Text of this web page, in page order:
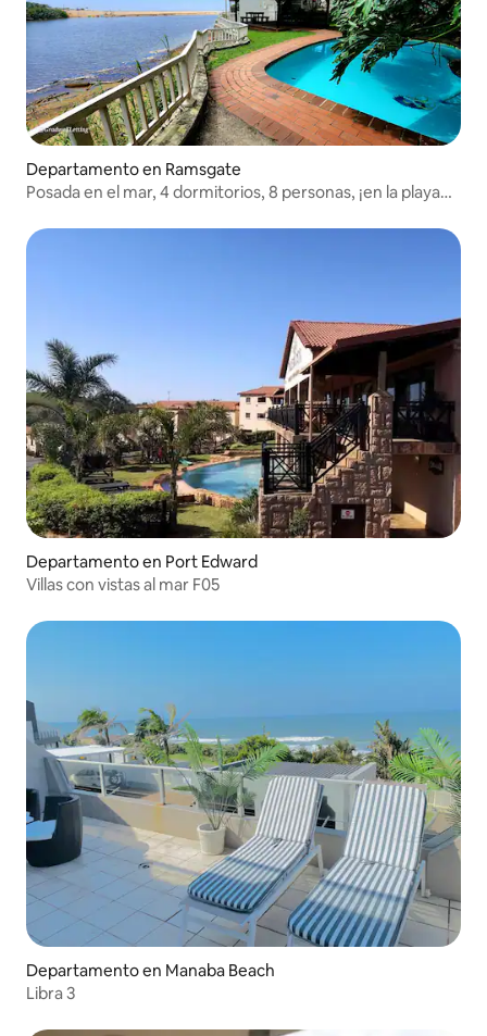
Departamento en Ramsgate
Posada en el mar, 4 dormitorios, 8 personas, ¡en la playa
Departamento en Port Edward
Villas con vistas al mar F05
Departamento en Manaba Beach
Libra 3